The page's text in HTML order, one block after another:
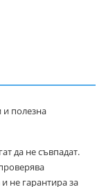
и полезна
да не съвпадат.
не гарантира за